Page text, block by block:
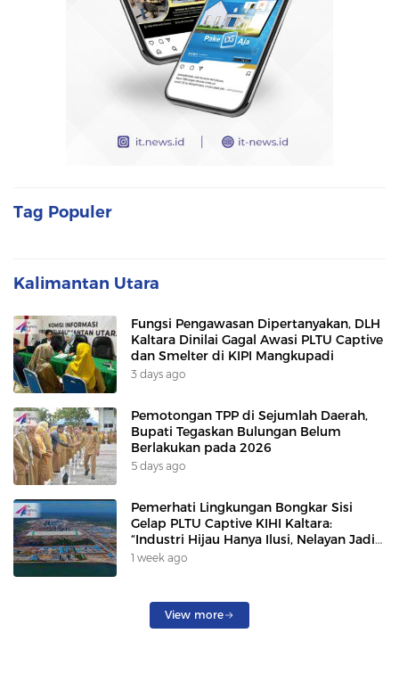
Tag Populer
Kalimantan Utara
Fungsi Pengawasan Dipertanyakan, DLH
Kaltara Dinilai Gagal Awasi PLTU Captive
dan Smelter di KIPI Mangkupadi
3 days ago
Pemotongan TPP di Sejumlah Daerah,
Bupati Tegaskan Bulungan Belum
Berlakukan pada 2026
5 days ago
Pemerhati Lingkungan Bongkar Sisi
Gelap PLTU Captive KIHI Kaltara:
“Industri Hijau Hanya Ilusi, Nelayan Jadi
Korban”
1 week ago
View more